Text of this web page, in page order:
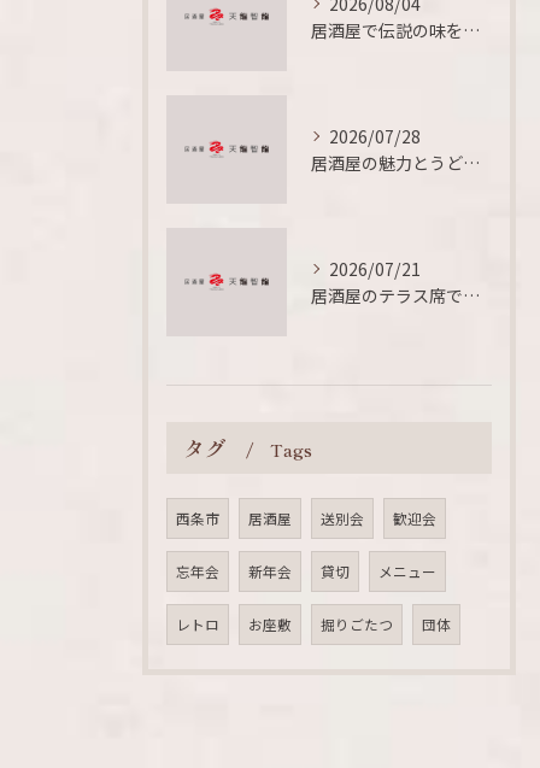
居酒屋で伝説の味を楽しむための暗黙ルールと定番メニュー徹底ガイド
2026/07/28
居酒屋の魅力とうどんを愛媛県西条市船屋乙で同時に味わう食文化体験
2026/07/21
居酒屋のテラス席で外飲みを快適に楽しむための雰囲気とルール徹底ガイド
タグ Tags
西条市 居酒屋 送別会 歓迎会
忘年会 新年会 貸切 メニュー
レトロ お座敷 掘りごたつ 団体